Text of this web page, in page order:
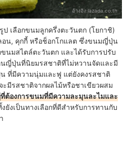
อ้างอิง:lazada.co.th
เลือกขนมลูกครึ่งตะวันตก (โยกาชิ)
อน, คุกกี้ หรือช็อกโกแลต ซึ่งขนมญี่ปุ่น
นมสไตล์ตะวันตก และได้รับการปรับ
นญี่ปุ่นที่นิยมรสชาติที่ไม่หวานจัดและมี
ที่มีความนุ่มและฟู แต่ยังคงรสชาติ
มีรสชาติจากผลไม้หรือชาเขียวผสม
ที่ต้องการขนมที่มีความละมุนละไมและ
งยังเป็นทางเลือกที่ดีสำหรับการทานกับ